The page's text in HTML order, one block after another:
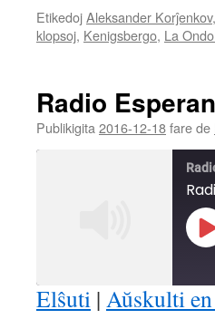
EtikedojAleksander Korĵenkov,
klopsoj, Kenigsbergo, La
Radio
Publikigita 2016-12-18fare de
Elŝuti | Aŭskulti